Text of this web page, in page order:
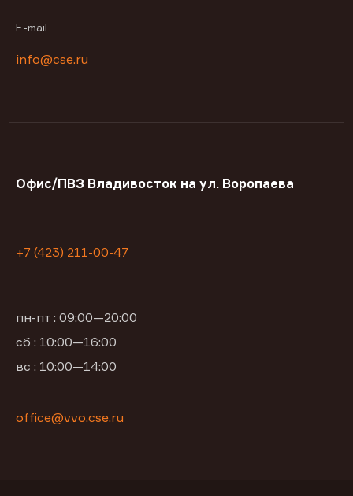
E-mail
info@cse.ru
Офис/ПВЗ Владивосток на ул. Воропаева
+7 (423) 211-00-47
пн-пт : 09:00—20:00
сб : 10:00—16:00
вс : 10:00—14:00
office@vvo.cse.ru